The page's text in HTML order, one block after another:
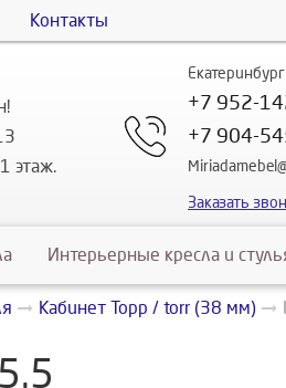
Контакты
этаж.
Екатеринбург
+7 952-
+7 904-
Заказать
Интерьерные кресла и
Кабинет Торр / torr (38 мм)